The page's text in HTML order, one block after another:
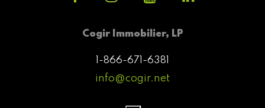
Cogir Immobilier, LP
1-866-671-6381
info@cogir.net